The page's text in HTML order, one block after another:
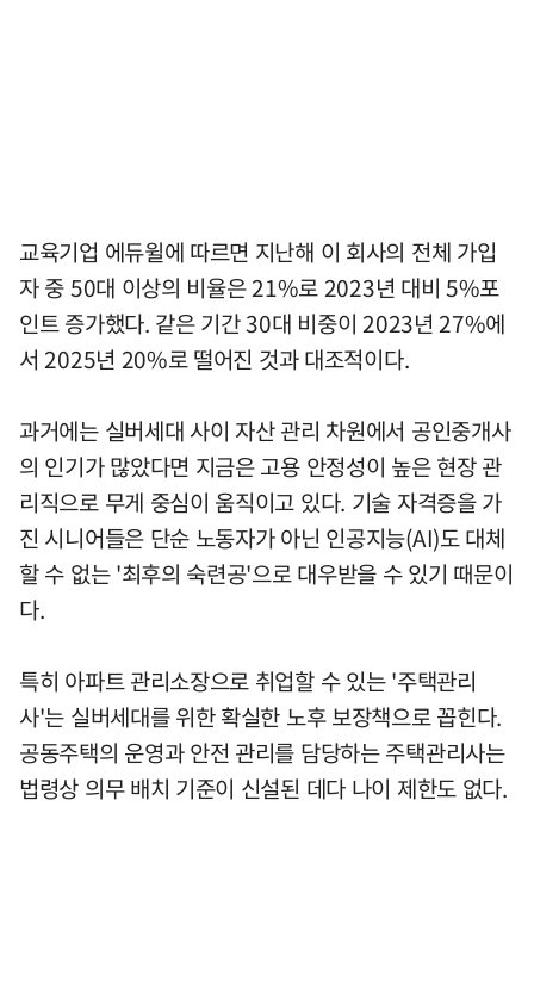
교육기업 에듀윌에 따르면 지난해 이 회사의 전체 가입
자 중 50대 이상의 비율은 21%로 2023년 대비 5%포
인트 증가했다. 같은 기간 30대 비중이 2023년 27%에
서 2025년 20%로 떨어진 것과 대조적이다.
과거에는 실버세대 사이 자산 관리 차원에서 공인중개사
의 인기가 많았다면 지금은 고용 안정성이 높은 현장 관
리직으로 무게 중심이 움직이고 있다. 기술 자격증을 가
진 시니어들은 단순 노동자가 아닌 인공지능(AI)도 대체
할 수 없는 '최후의 숙련공'으로 대우받을 수 있기 때문이
다.
특히 아파트 관리소장으로 취업할 수 있는 '주택관리
사'는 실버세대를 위한 확실한 노후 보장책으로 꼽힌다.
공동주택의 운영과 안전 관리를 담당하는 주택관리사는
법령상 의무 배치 기준이 신설된 데다 나이 제한도 없다.